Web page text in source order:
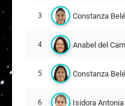
Nayleen Alessandra
ARQUERA
Geraldine Muriel
Khishna Millarey
3 Constanza
4 Anabel del
5 Constanza
6 Isidora